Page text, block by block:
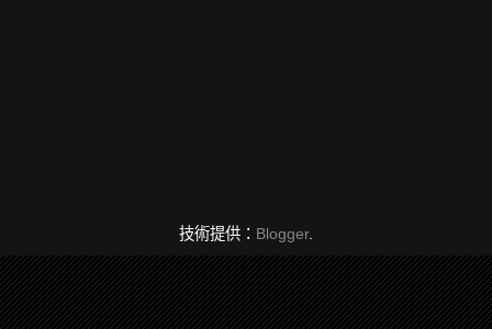
技術提供： Blogger.